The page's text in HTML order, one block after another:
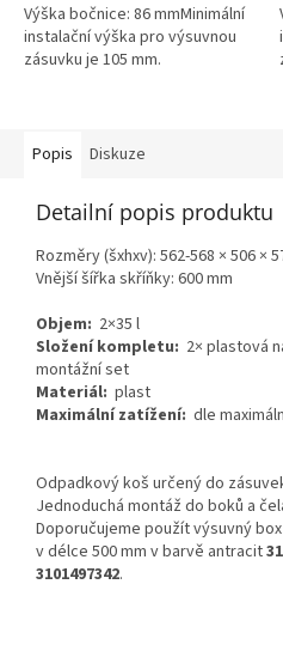
Výška bočnice: 86 mmMinimální
instalační výška pro výsuvnou
zásuvku je 105 mm.
Popis Diskuze
Detailní popis produktu
Rozměry (šxhxv): 562-568 × 506 ×
Vnější šířka skříňky: 600 mm
Objem: 2×35 l
Složení kompletu: 2× plastová
montážní set
Materiál: plast
Maximální zatížení: dle
Odpadkový koš určený do
Jednoduchá montáž do boků a
Doporučujeme použít výsuvný
v délce 500 mm v barvě antracit
3101497342.